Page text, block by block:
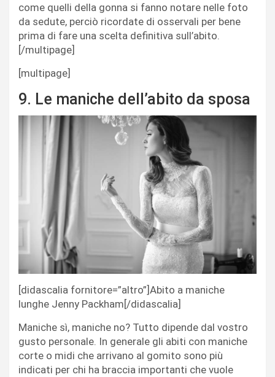
come quelli della gonna si fanno notare nelle foto
da sedute, perciò ricordate di osservali per bene
prima di fare una scelta definitiva sull’abito.
[/multipage]
[multipage]
9. Le maniche dell’abito da sposa
[didascalia fornitore=”altro”]Abito a maniche
lunghe Jenny Packham[/didascalia]
Maniche sì, maniche no? Tutto dipende dal vostro
gusto personale. In generale gli abiti con maniche
corte o midi che arrivano al gomito sono più
indicati per chi ha braccia importanti che vuole